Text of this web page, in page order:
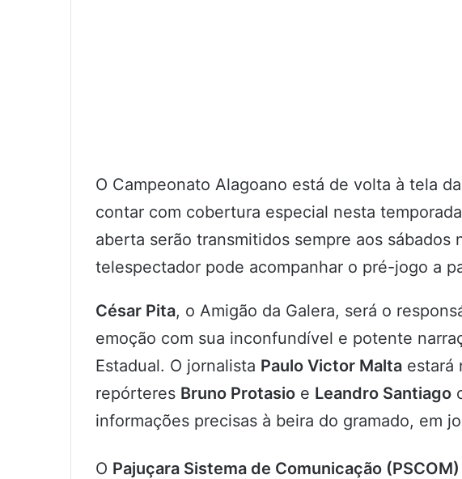
O Campeonato Alagoano está de volta à tela da
contar com cobertura especial nesta
aberta serão transmitidos sempre aos sábados
telespectador pode acompanhar o pré-jogo a
César Pita, o Amigão da Galera, será o
emoção com sua inconfundível e potente
Estadual. O jornalista Paulo Victor Malta estará
repórteres Bruno Protasio e Leandro Santiago
informações precisas à beira do gramado, em
O Pajuçara Sistema de Comunicação (PSCOM)